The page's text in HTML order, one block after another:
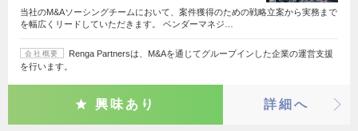
当社のM&Aソーシングチームにおいて、案件獲得のための戦略立案から実務まで
を幅広くリードしていただきます。 ベンダーマネジ…
会社概要
Renga Partnersは、M&Aを通じてグループインした企業の運営支援
を行います。
興味あり 詳細へ